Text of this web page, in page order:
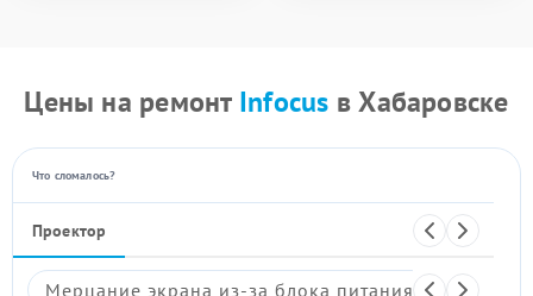
Цены на ремонт Infocus в Хабаровске
Что сломалось?
Проектор
Мерцание экрана из-за блока питания